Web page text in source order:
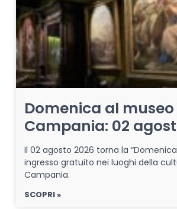
Domenica al museo
Campania: 02
Il 02 agosto 2026 torna la
ingresso gratuito nei luoghi della
Campania.
SCOPRI »